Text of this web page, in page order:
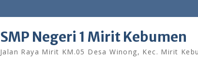
SMP Negeri 1 Mirit Kebumen
Jalan Raya Mirit KM.05 Desa Winong, Kec. Mirit